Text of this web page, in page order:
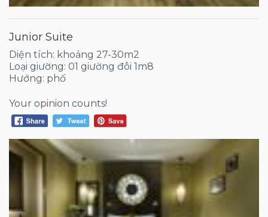
Junior Suite
Diện tích: khoảng 27-30m2
Loại giường: 01 giường đôi 1m8
Hướng: phố
Your opinion counts!